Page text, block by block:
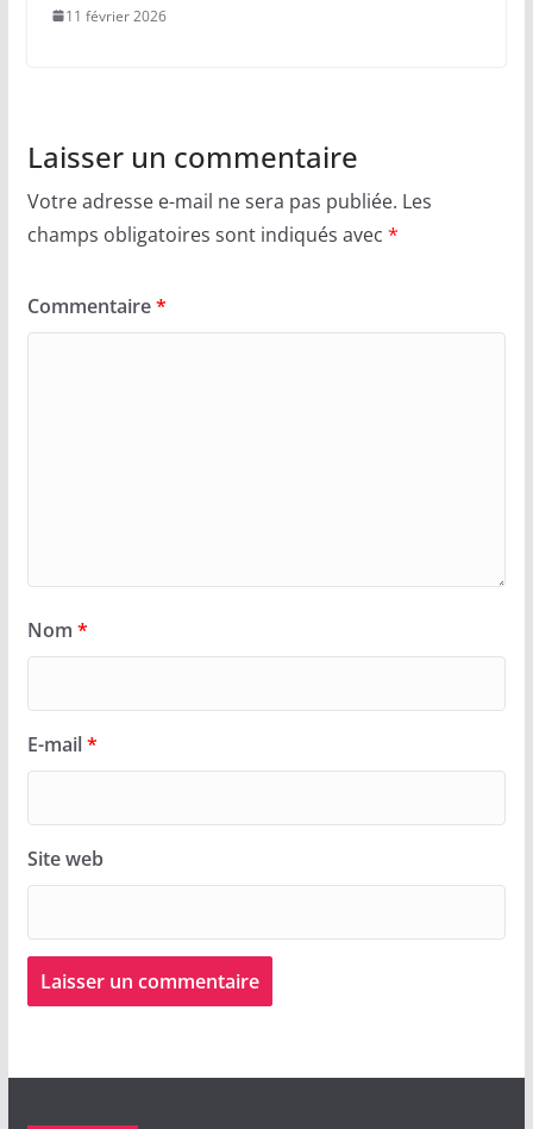
11 février 2026
Laisser un commentaire
Votre adresse e-mail ne sera pas publiée. Les
champs obligatoires sont indiqués avec *
Commentaire*
Nom *
E-mail*
Site web